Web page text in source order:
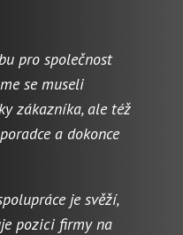
pro společnost
se museli
zákazníka, ale též
a dokonce
je svěží,
pozici firmy na